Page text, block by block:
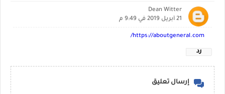
Dean Witter
21 أبريل 2019 في 9:49 م
https://aboutgeneral.com/
رد
إرسال تعليق